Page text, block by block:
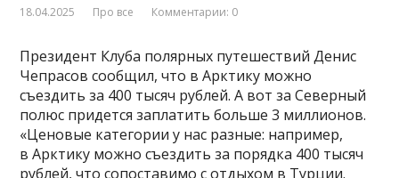
18.04.2025 Про все Комментарии: 0
Президент Клуба полярных путешествий Денис
Чепрасов сообщил, что в Арктику можно
съездить за 400 тысяч рублей. А вот за Северный
полюс придется заплатить больше 3 миллионов.
«Ценовые категории у нас разные: например,
в Арктику можно съездить за порядка 400 тысяч
рублей, что сопоставимо с отдыхом в Турции.